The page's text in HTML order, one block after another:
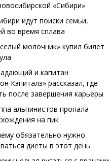
«Сибири»
идут поиски семьи,
во время сплава
молочник» купил билет
и капитан
Кэпиталз» рассказал, где
после завершения карьеры
альпинистов пропала
на пик
обязательно нужно
диеты в этот день